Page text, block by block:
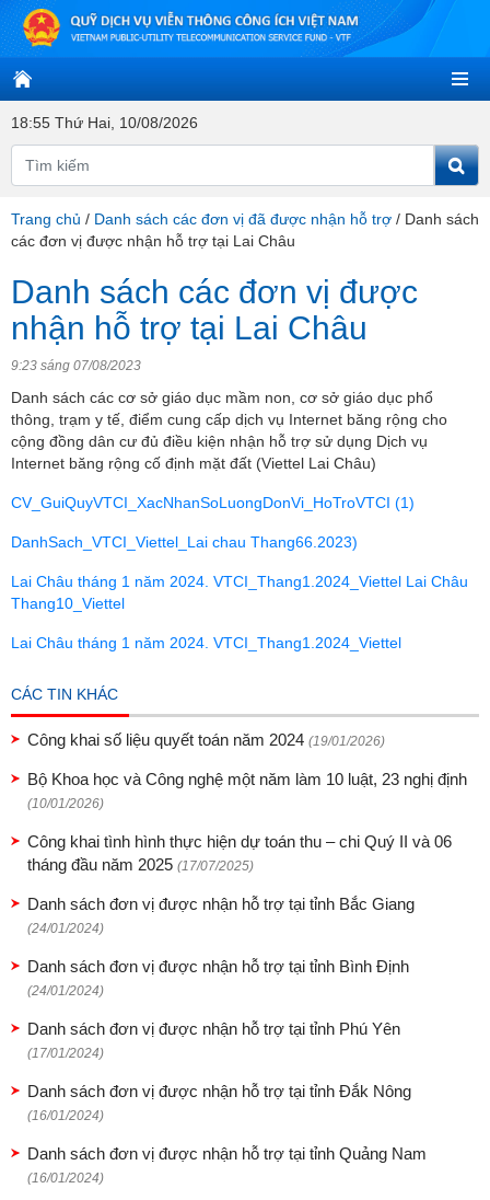
18:55 Thứ Hai, 10/08/2026
Trang chủ / Danh sách các đơn vị đã được nhận hỗ trợ / Danh sách
các đơn vị được nhận hỗ trợ tại Lai Châu
Danh sách các đơn vị được
nhận hỗ trợ tại Lai Châu
9:23 sáng 07/08/2023
Danh sách các cơ sở giáo dục mầm non, cơ sở giáo dục phổ
thông, trạm y tế, điểm cung cấp dịch vụ Internet băng rộng cho
cộng đồng dân cư đủ điều kiện nhận hỗ trợ sử dụng Dịch vụ
Internet băng rộng cố định mặt đất (Viettel Lai Châu)
CV_GuiQuyVTCI_XacNhanSoLuongDonVi_HoTroVTCI (1)
DanhSach_VTCI_Viettel_Lai chau Thang66.2023)
Lai Châu tháng 1 năm 2024. VTCI_Thang1.2024_Viettel Lai Châu
Thang10_Viettel
Lai Châu tháng 1 năm 2024. VTCI_Thang1.2024_Viettel
CÁC TIN KHÁC
Công khai số liệu quyết toán năm 2024 (19/01/2026)
Bộ Khoa học và Công nghệ một năm làm 10 luật, 23 nghị định
(10/01/2026)
Công khai tình hình thực hiện dự toán thu – chi Quý II và 06
tháng đầu năm 2025 (17/07/2025)
Danh sách đơn vị được nhận hỗ trợ tại tỉnh Bắc Giang
(24/01/2024)
Danh sách đơn vị được nhận hỗ trợ tại tỉnh Bình Định
(24/01/2024)
Danh sách đơn vị được nhận hỗ trợ tại tỉnh Phú Yên
(17/01/2024)
Danh sách đơn vị được nhận hỗ trợ tại tỉnh Đắk Nông
(16/01/2024)
Danh sách đơn vị được nhận hỗ trợ tại tỉnh Quảng Nam
(16/01/2024)